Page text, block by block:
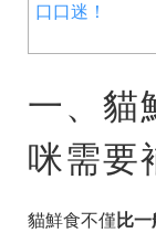
口口迷！
一、貓
咪需要
貓鮮食不僅 比